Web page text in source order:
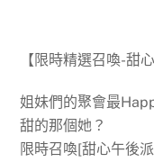
【限時精選召喚-甜
姐妹們的聚會最
甜的那個她？
限時召喚[甜心午後